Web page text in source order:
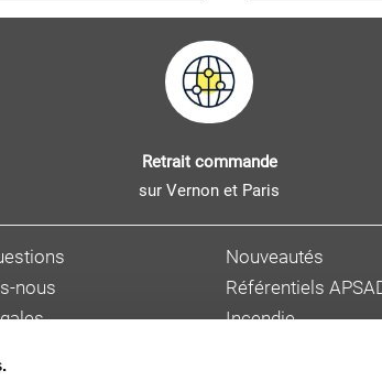
Retrait commande
sur Vernon et Paris
nous
Nouveautés
Référentiels
Incendie